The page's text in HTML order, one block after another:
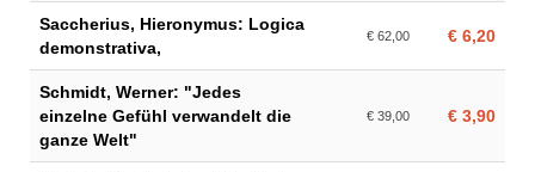
Saccherius, Hieronymus: Logica
demonstrativa,
€ 62,00 € 6,20
Schmidt, Werner: "Jedes
einzelne Gefühl verwandelt die
ganze Welt"
€ 39,00 € 3,90